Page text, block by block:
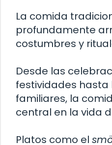
La comida
profundamente
costumbres y
Desde las
festividades hasta
familiares, la
central en la vida
Platos como el